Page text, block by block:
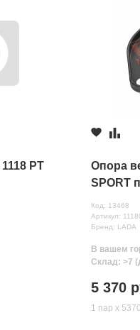
на
обработку персональных
РТ
Опора
SPORT
Код: 13468
Артикул:
Бренд: LADA
В вашем
Склад: >7
5 370
1 пар х